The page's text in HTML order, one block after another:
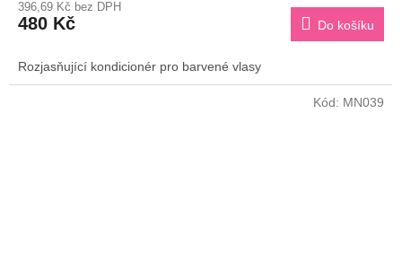
396,69 Kč bez DPH
480 Kč Do košíku
Rozjasňující kondicionér pro barvené vlasy
Kód: MN039